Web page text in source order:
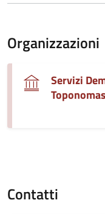
Organizzazioni
Servizi
Contatti